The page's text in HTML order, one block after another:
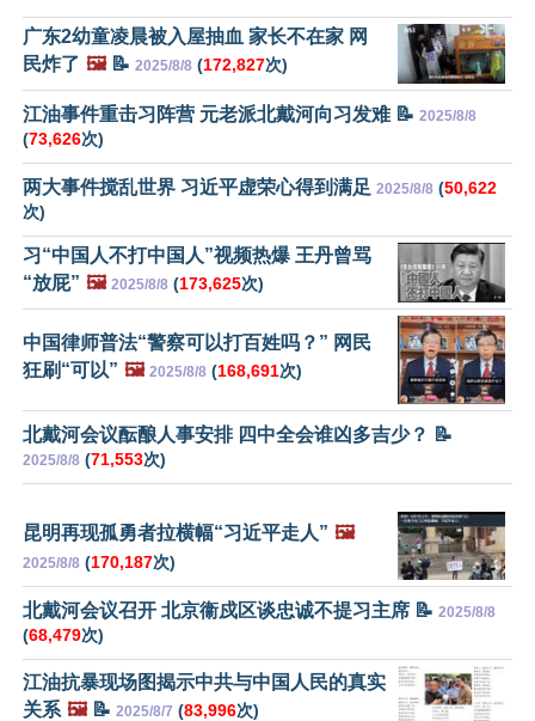
广东2幼童凌晨被入屋抽血 家长不在家 网
民炸了 🖼️📝 2025/8/8 (172,827次)
江油事件重击习阵营 元老派北戴河向习发难 📝 2025/8/8
(73,626次)
两大事件搅乱世界 习近平虚荣心得到满足 2025/8/8 (50,622
次)
习“中国人不打中国人”视频热爆 王丹曾骂
“放屁” 🖼️ 2025/8/8 (173,625次)
中国律师普法“警察可以打百姓吗？” 网民
狂刷“可以” 🖼️ 2025/8/8 (168,691次)
北戴河会议酝酿人事安排 四中全会谁凶多吉少？ 📝
2025/8/8 (71,553次)
昆明再现孤勇者拉横幅“习近平走人” 🖼️
2025/8/8 (170,187次)
北戴河会议召开 北京衞戍区谈忠诚不提习主席 📝 2025/8/8
(68,479次)
江油抗暴现场图揭示中共与中国人民的真实
关系 🖼️📝 2025/8/7 (83,996次)